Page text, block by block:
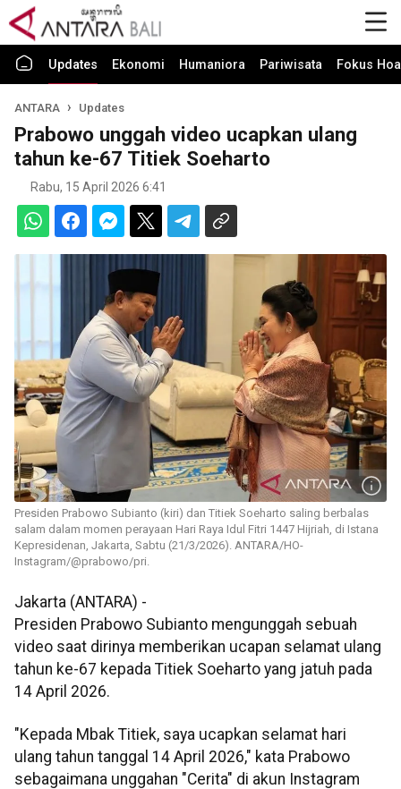
Updates Ekonomi Humaniora Pariwisata Fokus
ANTARA Updates
Prabowo unggah video ucapkan ulang
tahun ke-67 Titiek Soeharto
Rabu, 15 April 2026 6:41
Presiden Prabowo Subianto (kiri) dan Titiek Soeharto saling berbalas
salam dalam momen perayaan Hari Raya Idul Fitri 1447 Hijriah, di Istana
Kepresidenan, Jakarta, Sabtu (21/3/2026). ANTARA/HO-
Instagram/@prabowo/pri.
Jakarta (ANTARA) -
Presiden Prabowo Subianto mengunggah sebuah
video saat dirinya memberikan ucapan selamat ulang
tahun ke-67 kepada Titiek Soeharto yang jatuh pada
14 April 2026.
"Kepada Mbak Titiek, saya ucapkan selamat hari
ulang tahun tanggal 14 April 2026," kata Prabowo
sebagaimana unggahan "Cerita" di akun Instagram